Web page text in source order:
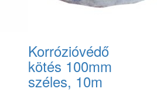
Korrózióvédő
kötés 100mm
széles, 10m